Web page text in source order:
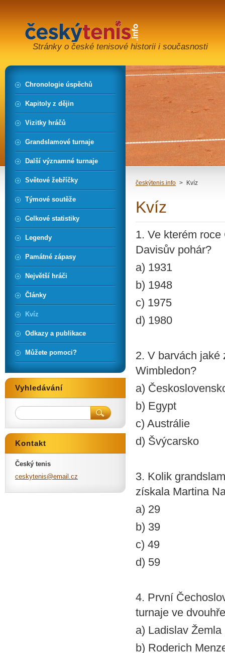
Stránky o české tenisové historii i současnosti
českýtenis.info > Kvíz
Kvíz
1. Ve kterém
Davisův pohár?
a) 1931
b) 1948
c) 1975
d) 1980
2. V barvách jaké
Wimbledon?
a)
b) Egypt
c) Austrálie
d) Švýcarsko
3. Kolik
získala Martina
a) 29
b) 39
c) 49
d) 59
4. První
turnaje ve
a) Ladislav Žemla
b) Roderich
Chronologie úspěchů
Kapitoly z dějin
Vizitky hráčů
Grandslamové turnaje
Další významné turnaje
Světové žebříčky
Týmové soutěže
Celkové statistiky
Legendy
Památné zápasy
Největší hráči
Články
Kvíz
Odkazy a publikace
Můžete pomoci?
Vyhledávání
Kontakt
Český tenis
ceskytenis@email .cz